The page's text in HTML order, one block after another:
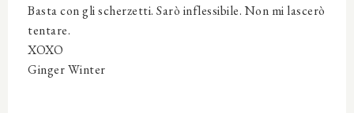
Basta con gli scherzetti. Sarò inflessibile. Non mi lascerò
tentare.
XOXO
Ginger Winter